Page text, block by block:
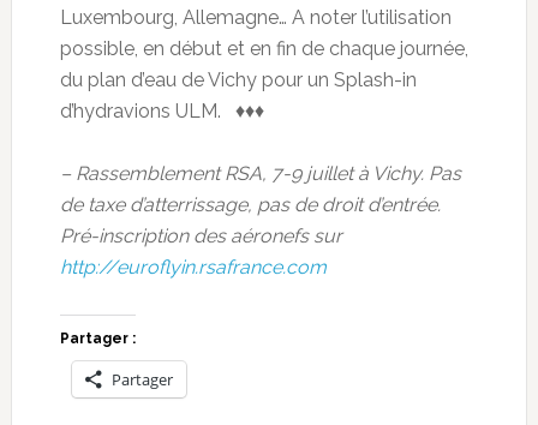
Luxembourg, Allemagne… A noter l’utilisation
possible, en début et en fin de chaque journée,
du plan d’eau de Vichy pour un Splash-in
d’hydravions ULM. ♦♦♦
– Rassemblement RSA, 7-9 juillet à Vichy. Pas
de taxe d’atterrissage, pas de droit d’entrée.
Pré-inscription des aéronefs sur
http://euroflyin.rsafrance.com
Partager :
Partager